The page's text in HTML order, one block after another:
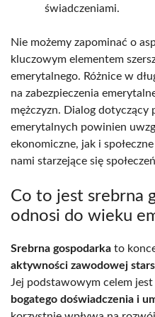
świadczeniami.
Nie możemy zapominać o
kluczowym elementem
emerytalnego. Różnice w
na zabezpieczenia
mężczyzn. Dialog dotyczący
emerytalnych powinien
ekonomiczne, jak i
nami starzejące się
Co to jest srebrna
odnosi do wieku
Srebrna gospodarka to
aktywności zawodowej
Jej podstawowym celem
bogatego doświadczenia i